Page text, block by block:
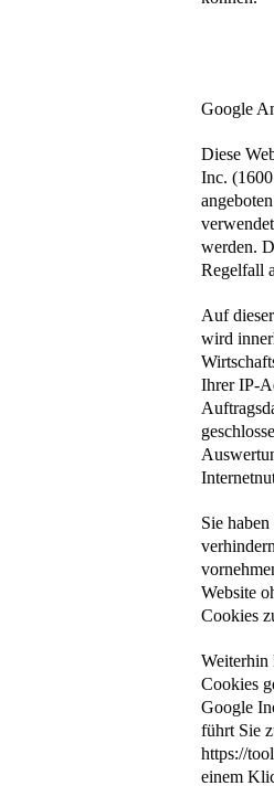
Google
Diese
Inc.
werden.
Regelfall
Auf
wird
Ihrer IP-
Sie
Website
Cookies
Weiterhin
Cookies
Google
führt Sie
https://
einem